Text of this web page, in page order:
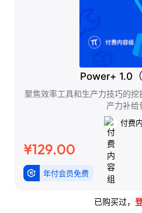
Power+ 1.0（
聚焦效率工具和生产力技巧的
产力补给
付费
¥129.00
年付会员免费
已购买过，